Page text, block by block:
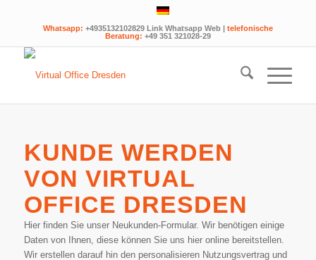
Whatsapp: +4935132102829 Link Whatsapp Web| telefonische
Beratung: +49 351 321028-29
KUNDE WERDEN
VON VIRTUAL
OFFICE DRESDEN
Hier finden Sie unser Neukunden-Formular. Wir benötigen einige
Daten von Ihnen, diese können Sie uns hier online bereitstellen.
Wir erstellen darauf hin den personalisieren Nutzungsvertrag und